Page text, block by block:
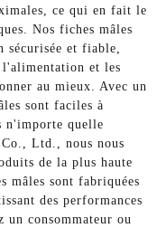
ce qui en fait le
Nos fiches mâles
sécurisée et fiable,
l'alimentation et les
au mieux. Avec un
sont faciles à
n'importe quelle
Ltd., nous nous
de la plus haute
mâles sont fabriquées
des performances
un consommateur ou